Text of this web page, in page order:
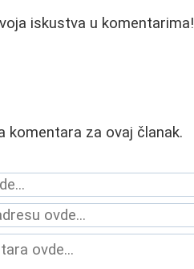
iskustva u komentarima!
komentara za ovaj članak.